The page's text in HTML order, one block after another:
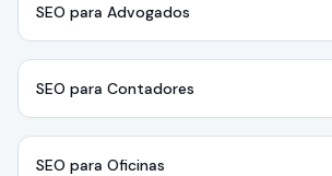
SEO para Advogados
SEO para Contadores
SEO para Oficinas